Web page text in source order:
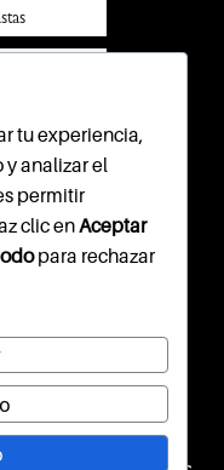
piso
Y
tu experiencia,
analizar el
permitir
clic enAceptar
para rechazar